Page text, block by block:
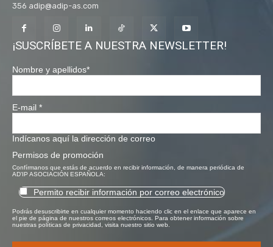
356 adip@adip-as.com
¡SUSCRÍBETE A NUESTRA NEWSLETTER!
Nombre y apellidos*
E-mail *
Indícanos aquí la dirección de correo
Permisos de promoción
Confírmanos que estás de acuerdo en recibir información, de manera periódica de
AD'IP ASOCIACIÓN ESPAÑOLA:
Permito recibir información por correo electrónico
Podrás desuscribirte en cualquier momento haciendo clic en el enlace que aparece en
el pie de página de nuestros correos electrónicos. Para obtener información sobre
nuestras políticas de privacidad, visita nuestro sitio web.